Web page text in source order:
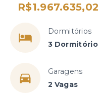
R$1.967.635,02
Dormitórios
3
Garagens
2 Vagas